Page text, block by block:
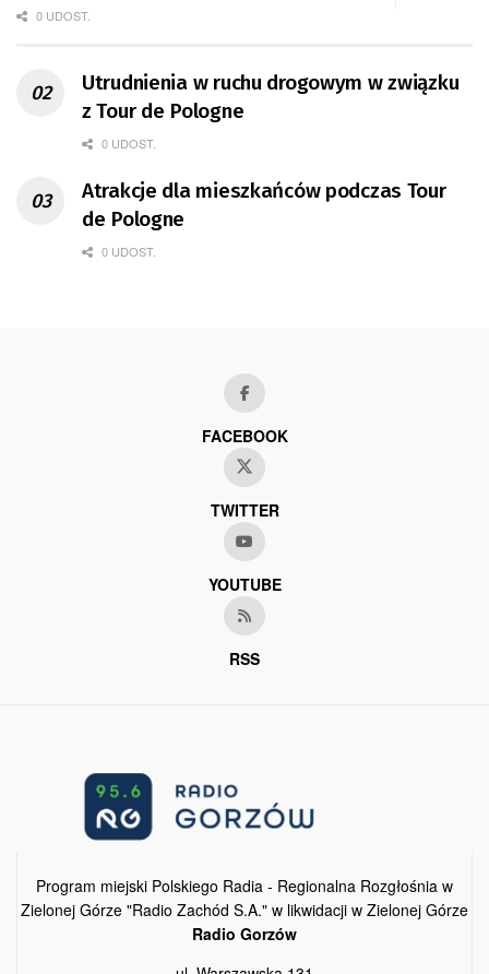
0 UDOST.
Utrudnienia w ruchu drogowym w związku
z Tour de Pologne
0 UDOST.
Atrakcje dla mieszkańców podczas Tour
de Pologne
0 UDOST.
FACEBOOK
TWITTER
YOUTUBE
RSS
Program miejski Polskiego Radia - Regionalna Rozgłośnia w
Zielonej Górze "Radio Zachód S.A." w likwidacji w Zielonej Górze
Radio Gorzów